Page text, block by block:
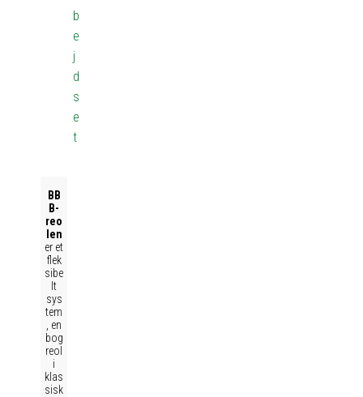
b
e
j
d
s
e
t
BB
B-
reo
len
er et
flek
sibe
lt
sys
tem
, en
bog
reol
i
klas
sisk